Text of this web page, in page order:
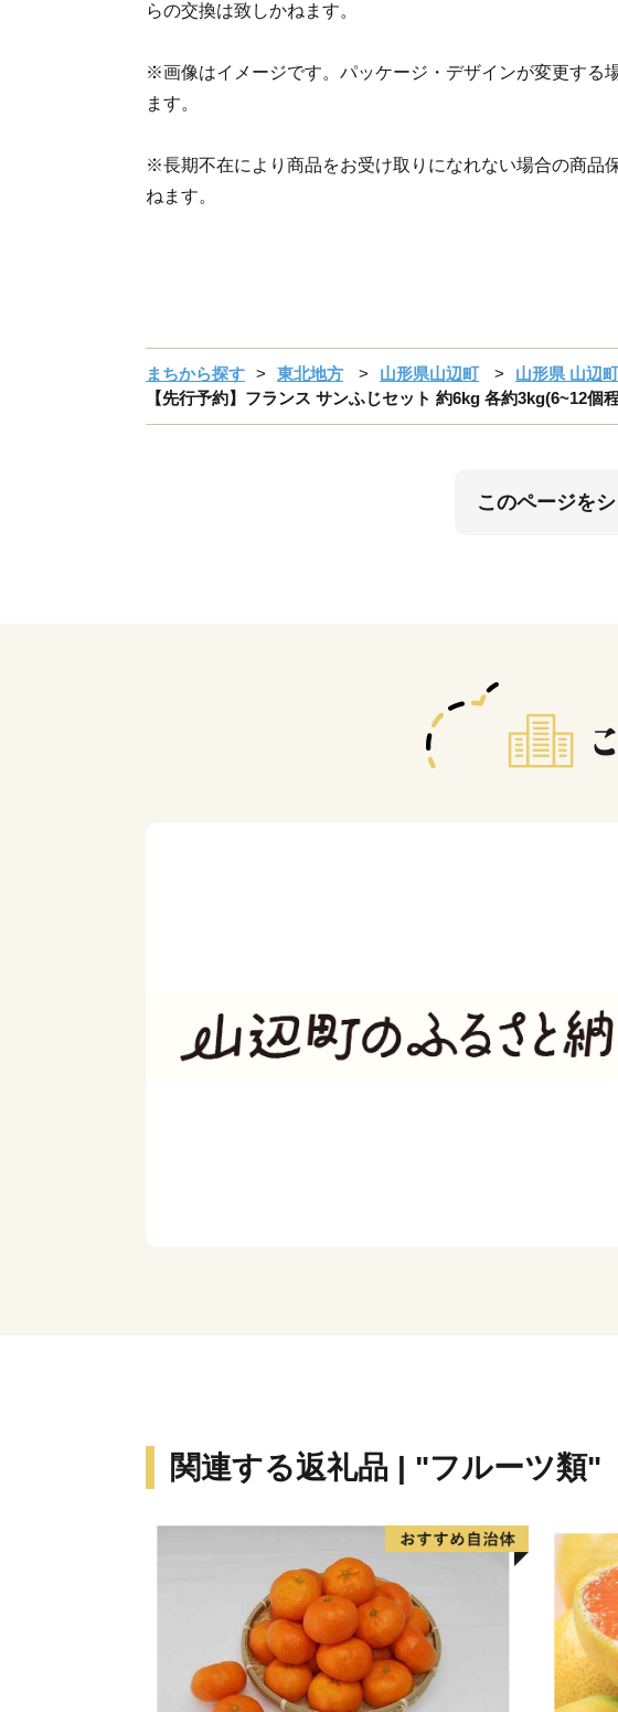
らの交換は致しかねます。
※画像はイメージです。パッケージ・デザインが変更する
ます。
※長期不在により商品をお受け取りになれない場合の商品
ねます。
まちから探す 東北地方 山形県山辺町
山形県 山辺
【先行予約】フランス サンふじセット 約6kg 各約3kg(6~12
このページを
関連する返礼品 | "フルーツ類"